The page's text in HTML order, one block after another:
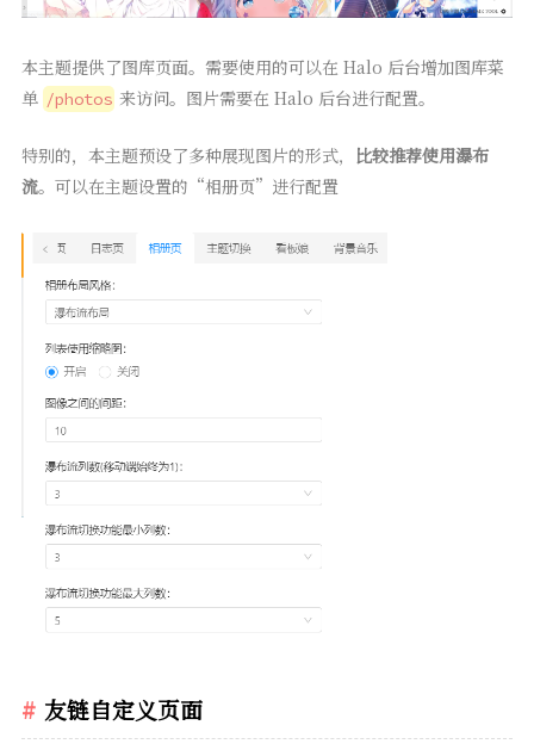
本主题提供了图库页面。需要使用的可以在 Halo 后台增加图库菜
单 /photos 来访问。图片需要在 Halo 后台进行配置。
特别的，本主题预设了多种展现图片的形式，
比较推荐使用瀑布
流。可以在主题设置的“相册页”进行配置
友链自定义页面